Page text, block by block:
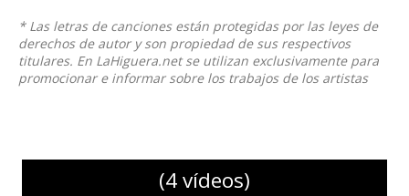
* Las letras de canciones están protegidas por las leyes de
derechos de autor y son propiedad de sus respectivos
titulares. En LaHiguera.net se utilizan exclusivamente para
promocionar e informar sobre los trabajos de los artistas
(4 vídeos)